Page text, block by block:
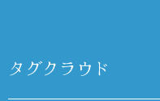
タグクラウド